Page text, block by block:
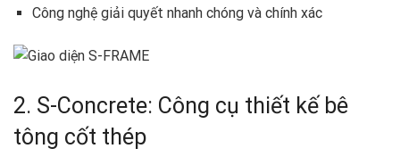
Công nghệ giải quyết nhanh chóng và chính xác
2. S-Concrete: Công cụ thiết kế bê
tông cốt thép